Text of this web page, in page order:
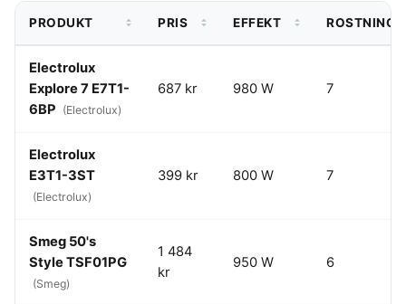
PRODUKT PRIS EFFEKT
Electrolux
Explore 7 E7T1-
6BP (Electrolux)
687 kr 980 W 7
Electrolux
E3T1-3ST
(Electrolux)
399 kr 800 W 7
Smeg 50's
Style TSF01PG
(Smeg)
1 484
kr
950 W 6